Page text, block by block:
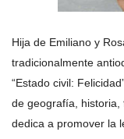
Hija de Emiliano y
tradicionalmente
“Estado civil:
de geografía, historia,
dedica a promover la